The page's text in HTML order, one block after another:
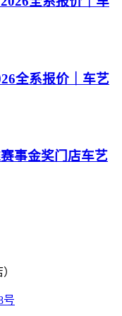
全系报价｜车艺
事金奖门店车艺
号